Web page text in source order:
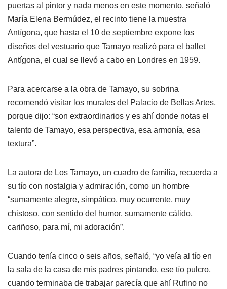
puertas al pintor y nada menos en este momento, señaló
María Elena Bermúdez, el recinto tiene la muestra
Antígona, que hasta el 10 de septiembre expone los
diseños del vestuario que Tamayo realizó para el ballet
Antígona, el cual se llevó a cabo en Londres en 1959.
Para acercarse a la obra de Tamayo, su sobrina
recomendó visitar los murales del Palacio de Bellas Artes,
porque dijo: “son extraordinarios y es ahí donde notas el
talento de Tamayo, esa perspectiva, esa armonía, esa
textura”.
La autora de Los Tamayo, un cuadro de familia, recuerda a
su tío con nostalgia y admiración, como un hombre
“sumamente alegre, simpático, muy ocurrente, muy
chistoso, con sentido del humor, sumamente cálido,
cariñoso, para mí, mi adoración”.
Cuando tenía cinco o seis años, señaló, “yo veía al tío en
la sala de la casa de mis padres pintando, ese tío pulcro,
cuando terminaba de trabajar parecía que ahí Rufino no